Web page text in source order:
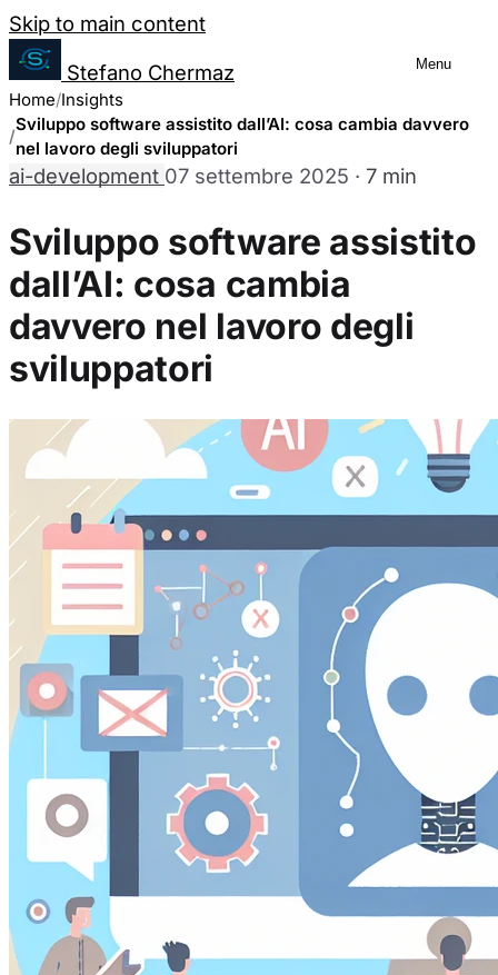
Salta al contenuto
Skip to main content
Stefano Chermaz
Menu
Home Insights
Sviluppo software assistito dall’AI: cosa cambia davvero
nel lavoro degli sviluppatori
ai-development 07 settembre 2025 · 7 min
Sviluppo software assistito
dall’AI: cosa cambia
davvero nel lavoro degli
sviluppatori
Gestione Preferenze Cookie
Puoi scegliere di abilitare o disabilitare
Cookie Necessari
Questi cookie sono essenziali per il funzionamento del
nostri sistemi. Sono generalmente impostati in risposta
richiesta di servizi.
Cookie Analytics
Questi cookie ci permettono di contare le visite e fonti
migliorare le prestazioni del nostro sito. Ci aiutano a
vedere come i visitatori si muovono intorno al sito.
Cookie Marketing
Questi cookie possono essere impostati attraverso il
essere utilizzati da quelle aziende per costruire un
pertinenti su altri siti.
Cookie Preferenze
Questi cookie permettono al sito web di ricordare le
regione in cui ti trovi) e forniscono funzionalità migliorate
Salva